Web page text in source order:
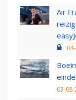
Air
03-